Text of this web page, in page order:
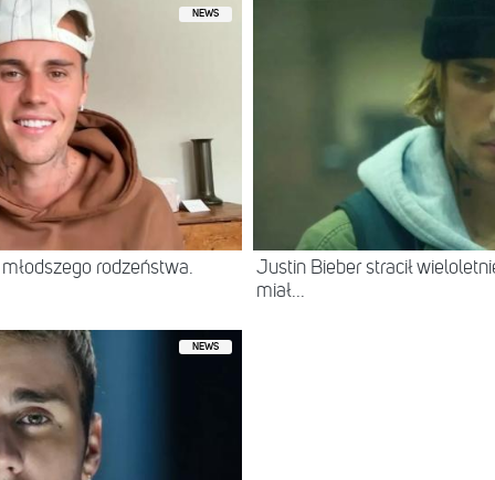
NEWS
rodzeństwa.
Justin Bieber stracił
miał...
NEWS